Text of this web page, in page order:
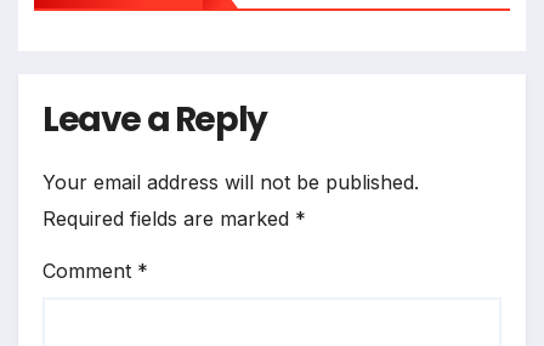
Leave a Reply
Your email address will not be published.
Required fields are marked *
Comment *